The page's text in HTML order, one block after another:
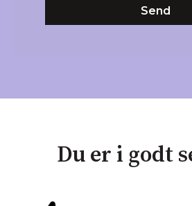
Du er i godt